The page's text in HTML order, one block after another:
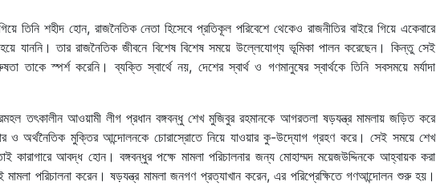
তিনি শহীদ হোন, রাজনৈতিক নেতা হিসেবে প্রতিকূল পরিবেশে থেকেও রাজনীতির বাইরে গিয়ে একেবারে
যাননি। তার রাজনৈতিক জীবনে বিশেষ বিশেষ সময়ে উল্লেযোগ্য ভূমিকা পালন করেছেন। কিন্তু সেই
তাকে স্পর্শ করেনি। ব্যক্তি স্বার্থে নয়, দেশের স্বার্থ ও গণমানুষের স্বার্থকে তিনি সবসময়ে মর্যাদা
তৎকালীন আওয়ামী লীগ প্রধান বঙ্গবন্ধু শেখ মুজিবুর রহমানকে আগরতলা ষড়যন্ত্র মামলায় জড়িত করে
ও অর্থনৈতিক মুক্তির আন্দোলনকে চোরাস্রোতে নিয়ে যাওয়ার কু-উদ্যোগ গ্রহণ করে। সেই সময়ে শেখ
কারাগারে আবদ্ধ হোন। বঙ্গবন্ধুর পক্ষে মামলা পরিচালনার জন্য মোহাম্মদ ময়েজউদ্দিনকে আহ্বায়ক করা
মামলা পরিচালনা করেন। ষড়যন্ত্র মামলা জনগণ প্রত্যাখান করেন, এর পরিপ্রেক্ষিতে গণআন্দোলন শুরু হয়।